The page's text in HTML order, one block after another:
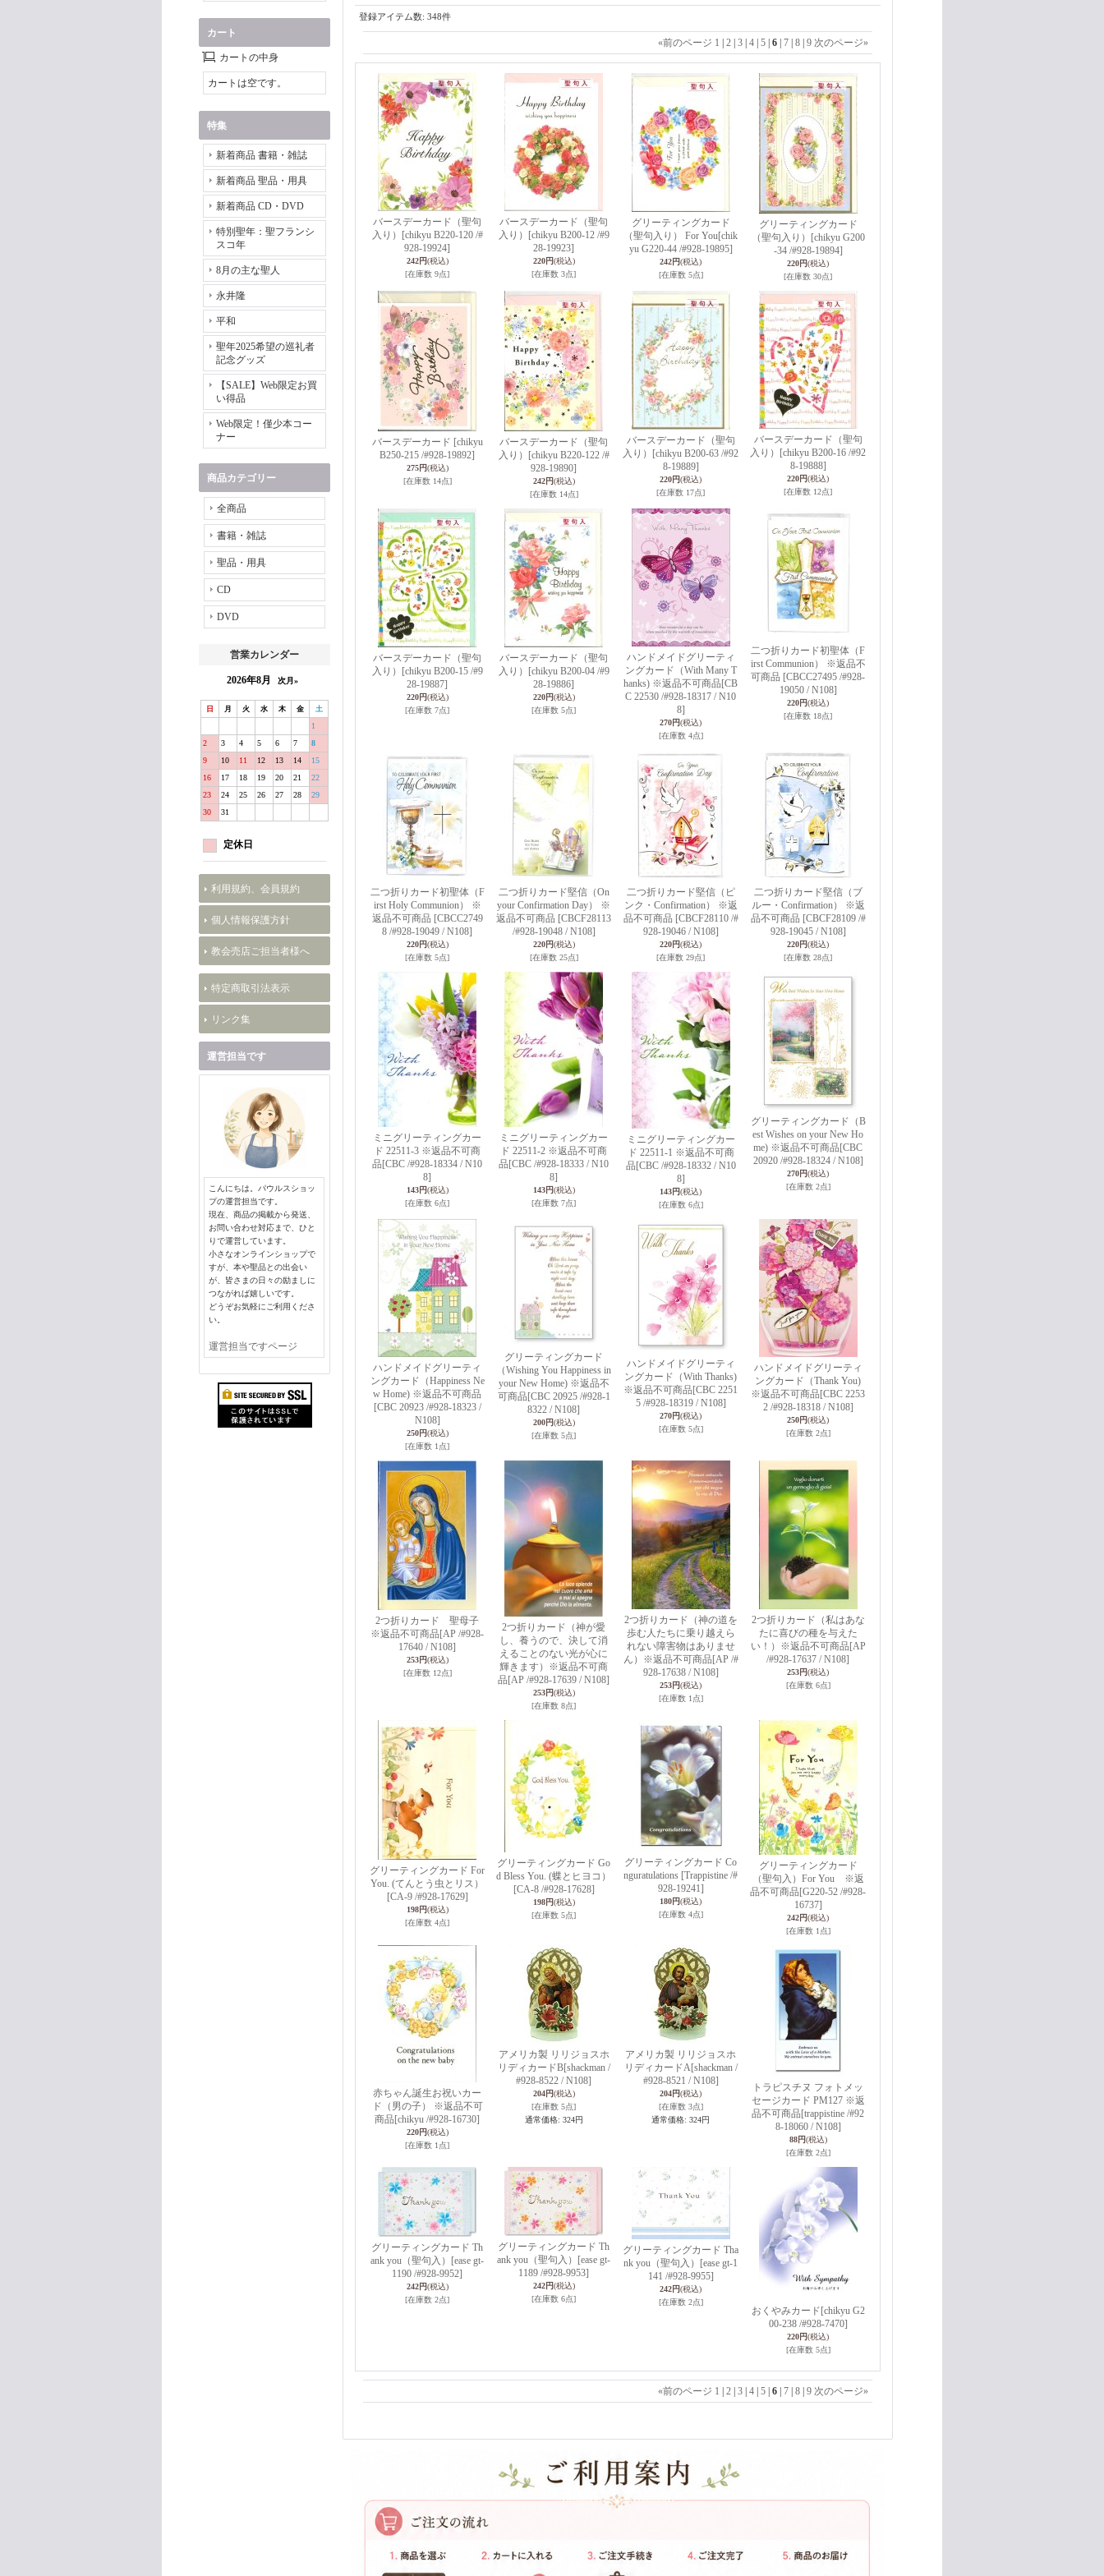
カート
カートの中身
カートは空です。
特集
新着商品 書籍・雑誌
新着商品 聖品・用具
新着商品 CD・DVD
特別聖年：聖フランシ
スコ年
8月の主な聖人
永井隆
平和
聖年2025希望の巡礼者
記念グッズ
【SALE】Web限定お買
い得品
Web限定！僅少本コー
ナー
商品カテゴリー
全商品
書籍・雑誌
聖品・用具
CD
DVD
営業カレンダー
2026年8月 次月»
日 月 火 水 木 金 土
1
2
3 4 5 6 7
8
9
10 11 12 13 14
15
16
17 18 19 20 21
22
23
24 25 26 27 28
29
30
31
定休日
利用規約、会員規約
個人情報保護方針
教会売店ご担当者様へ
特定商取引法表示
リンク集
運営担当です
こんにちは。パウルスショッ
プの運営担当です。
現在、商品の掲載から発送、
お問い合わせ対応まで、ひと
りで運営しています。
小さなオンラインショップで
すが、本や聖品との出会い
が、皆さまの日々の励ましに
つながれば嬉しいです。
どうぞお気軽にご利用くださ
い。
運営担当ですページ
登録アイテム数: 348件
«前のページ 1 2 3 4 5 6 7 8 9 次のページ»
バースデーカード（聖句
入り）
[chikyu B220-120 /#
928-19924]
242円(税込)
[在庫数 9点]
バースデーカード（聖句
入り）
[chikyu B200-12 /#9
28-19923]
220円(税込)
[在庫数 3点]
グリーティングカード
（聖句入り） For You[chik
yu G220-44 /#928-19895]
242円(税込)
[在庫数 5点]
グリーティングカード
（聖句入り）
[chikyu G200
-34 /#928-19894]
220円(税込)
[在庫数 30点]
バースデーカード [chikyu
B250-215 /#928-19892]
275円(税込)
[在庫数 14点]
バースデーカード（聖句
入り）
[chikyu B220-122 /#
928-19890]
242円(税込)
[在庫数 14点]
バースデーカード（聖句
入り）
[chikyu B200-63 /#92
8-19889]
220円(税込)
[在庫数 17点]
バースデーカード（聖句
入り）
[chikyu B200-16 /#92
8-19888]
220円(税込)
[在庫数 12点]
バースデーカード（聖句
入り）
[chikyu B200-15 /#9
28-19887]
220円(税込)
[在庫数 7点]
バースデーカード（聖句
入り）
[chikyu B200-04 /#9
28-19886]
220円(税込)
[在庫数 5点]
ハンドメイドグリーティ
ングカード（With Many T
hanks) ※返品不可商品 [CB
C 22530 /#928-18317 / N10
8]
270円(税込)
[在庫数 4点]
二つ折りカード初聖体（F
irst Communion） ※返品不
可商品 [CBCC27495 /#928-
19050 / N108]
220円(税込)
[在庫数 18点]
二つ折りカード初聖体（F
irst Holy Communion） ※
返品不可商品 [CBCC2749
8 /#928-19049 / N108]
220円(税込)
[在庫数 5点]
二つ折りカード堅信（On
your Confirmation Day） ※
返品不可商品 [CBCF28113
/#928-19048 / N108]
220円(税込)
[在庫数 25点]
二つ折りカード堅信（ピ
ンク・Confirmation） ※返
品不可商品 [CBCF28110 /#
928-19046 / N108]
220円(税込)
[在庫数 29点]
二つ折りカード堅信（ブ
ルー・Confirmation） ※返
品不可商品 [CBCF28109 /#
928-19045 / N108]
220円(税込)
[在庫数 28点]
ミニグリーティングカー
ド 22511-3 ※返品不可商
品 [CBC /#928-18334 / N10
8]
143円(税込)
[在庫数 6点]
ミニグリーティングカー
ド 22511-2 ※返品不可商
品 [CBC /#928-18333 / N10
8]
143円(税込)
[在庫数 7点]
ミニグリーティングカー
ド 22511-1 ※返品不可商
品 [CBC /#928-18332 / N10
8]
143円(税込)
[在庫数 6点]
グリーティングカード（B
est Wishes on your New Ho
me) ※返品不可商品 [CBC
20920 /#928-18324 / N108]
270円(税込)
[在庫数 2点]
ハンドメイドグリーティ
ングカード（Happiness Ne
w Home) ※返品不可商品
[CBC 20923 /#928-18323 /
N108]
250円(税込)
[在庫数 1点]
グリーティングカード
（Wishing You Happiness in
your New Home) ※返品不
可商品 [CBC 20925 /#928-1
8322 / N108]
200円(税込)
[在庫数 5点]
ハンドメイドグリーティ
ングカード（With Thanks)
※返品不可商品 [CBC 2251
5 /#928-18319 / N108]
270円(税込)
[在庫数 5点]
ハンドメイドグリーティ
ングカード（Thank You)
※返品不可商品 [CBC 2253
2 /#928-18318 / N108]
250円(税込)
[在庫数 2点]
2つ折りカード 聖母子
※返品不可商品 [AP /#928-
17640 / N108]
253円(税込)
[在庫数 12点]
2つ折りカード（神が愛
し、養うので、決して消
えることのない光が心に
輝きます）※返品不可商
品 [AP /#928-17639 / N108]
253円(税込)
[在庫数 8点]
2つ折りカード（神の道を
歩む人たちに乗り越えら
れない障害物はありませ
ん）※返品不可商品 [AP /#
928-17638 / N108]
253円(税込)
[在庫数 1点]
2つ折りカード（私はあな
たに喜びの種を与えた
い！）※返品不可商品 [AP
/#928-17637 / N108]
253円(税込)
[在庫数 6点]
グリーティングカード For
You. (てんとう虫とリス）
[CA-9 /#928-17629]
198円(税込)
[在庫数 4点]
グリーティングカード Go
d Bless You. (蝶とヒヨコ）
[CA-8 /#928-17628]
198円(税込)
[在庫数 5点]
グリーティングカード Co
nguratulations [Trappistine /#
928-19241]
180円(税込)
[在庫数 4点]
グリーティングカード
（聖句入）For You ※返
品不可商品 [G220-52 /#928-
16737]
242円(税込)
[在庫数 1点]
赤ちゃん誕生お祝いカー
ド（男の子） ※返品不可
商品 [chikyu /#928-16730]
220円(税込)
[在庫数 1点]
アメリカ製 リリジョスホ
リディカードB[shackman /
#928-8522 / N108]
204円(税込)
[在庫数 5点]
通常価格: 324円
アメリカ製 リリジョスホ
リディカードA[shackman /
#928-8521 / N108]
204円(税込)
[在庫数 3点]
通常価格: 324円
トラピスチヌ フォトメッ
セージカード PM127 ※返
品不可商品 [trappistine /#92
8-18060 / N108]
88円(税込)
[在庫数 2点]
グリーティングカード Th
ank you（聖句入）
[ease gt-
1190 /#928-9952]
242円(税込)
[在庫数 2点]
グリーティングカード Th
ank you（聖句入）
[ease gt-
1189 /#928-9953]
242円(税込)
[在庫数 6点]
グリーティングカード Tha
nk you（聖句入）
[ease gt-1
141 /#928-9955]
242円(税込)
[在庫数 2点]
おくやみカード [chikyu G2
00-238 /#928-7470]
220円(税込)
[在庫数 5点]
«前のページ 1 2 3 4 5 6 7 8 9 次のページ»